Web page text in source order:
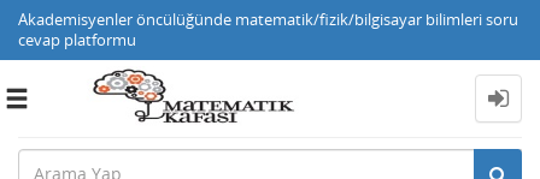
Akademisyenler öncülüğünde matematik/fizik/bilgisayar bilimleri soru
cevap platformu
Toggle